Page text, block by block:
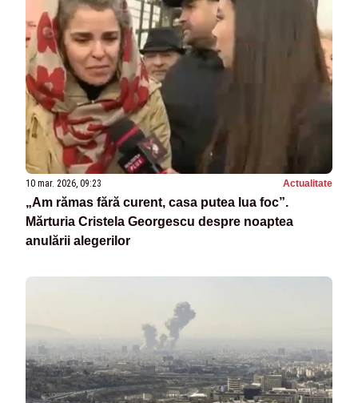
10 mar. 2026, 09:23 Actualitate
„Am rămas fără curent, casa putea lua foc”.
Mărturia Cristela Georgescu despre noaptea
anulării alegerilor